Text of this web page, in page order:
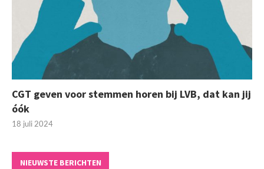
CGT geven voor stemmen horen bij LVB, dat kan jij
óók
18 juli 2024
NIEUWSTE BERICHTEN